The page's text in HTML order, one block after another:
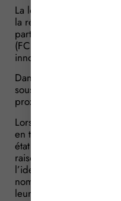
La loi de finances pour
la réduction d’impôt «
parts de fonds commun
(FCPI) investis en titres
innovantes (JEI).
Dans le même temps,
souscriptions de parts
proximité (FIP) investis
Lorsqu’un particulier
en titres de JEI, le
état individuel qui
raison sociale et
l’identité et l’adresse
nombre de parts
leur souscription.